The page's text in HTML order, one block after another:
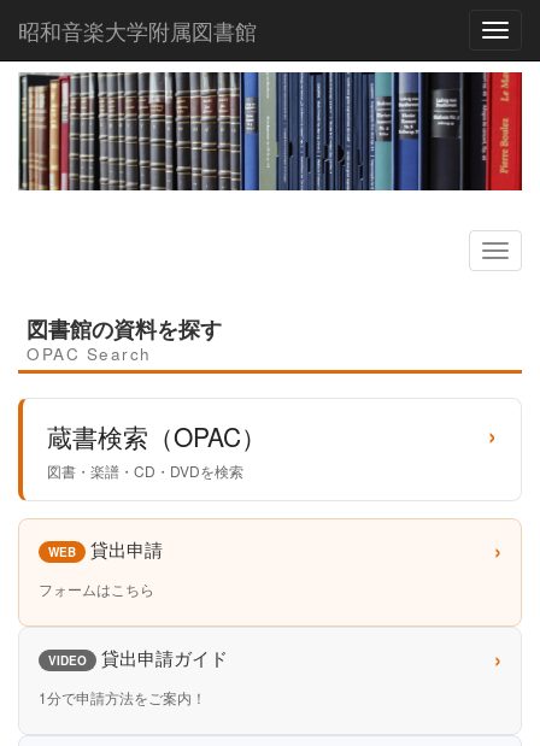
昭和音楽大学附属図書館
図書館の資料を探す
OPAC Search
蔵書検索（OPAC） ›
図書・楽譜・CD・DVDを検索
WEB 貸出申請 ›
フォームはこちら
VIDEO 貸出申請ガイド ›
1分で申請方法をご案内！